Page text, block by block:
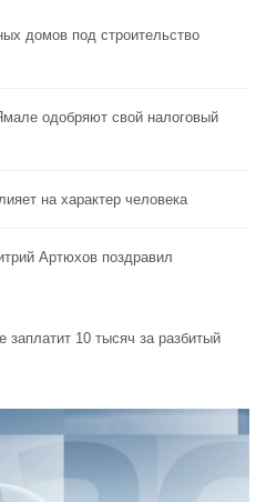
домов под строительство
одобряют свой налоговый
на характер человека
Артюхов поздравил
10 тысяч за разбитый